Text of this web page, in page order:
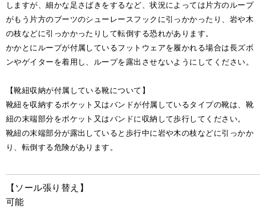
しますが、細かな足さばきをするなど、状況によっては片方のループ
がもう片方のブーツのシューレースフックに引っかかったり、岩や木
の枝などに引っかかったりして転倒する恐れがあります。
かかとにループが付属しているフットウェアを履かれる場合は長ズボ
ンやゲイターを着用し、ループを露出させないようにしてください。
【靴紐収納が付属している靴について】
靴紐を収納するポケット又はバンドが付属しているタイプの靴は、靴
紐の末端部分をポケット又はバンドに収納して歩行してください。
靴紐の末端部分が露出していると歩行中に岩や木の枝などに引っかか
り、転倒する危険があります。
【ソール張り替え】
可能